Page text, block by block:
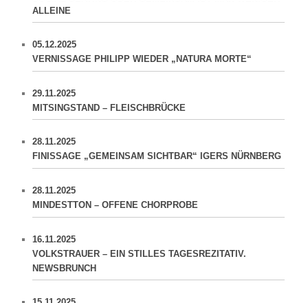
ALLEINE
05.12.2025
VERNISSAGE PHILIPP WIEDER „NATURA MORTE“
29.11.2025
MITSINGSTAND – FLEISCHBRÜCKE
28.11.2025
FINISSAGE „GEMEINSAM SICHTBAR“ IGERS NÜRNBERG
28.11.2025
MINDESTTON – OFFENE CHORPROBE
16.11.2025
VOLKSTRAUER – EIN STILLES TAGESREZITATIV.
NEWSBRUNCH